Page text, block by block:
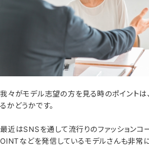
我々がモデル志望の方を見る時のポイント
るかどうかです。
最近はSNSを通して流行りのファッションコ
OINTなどを発信しているモデルさんも非常に